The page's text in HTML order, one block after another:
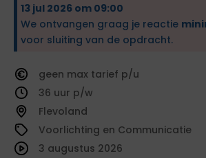
13 jul 2026 om 09:00
We ontvangen graag je reactie
voor sluiting van de opdracht.
geen
tarief
36
Flevoland
Voorlichting en Communicatie
3 augustus 2026